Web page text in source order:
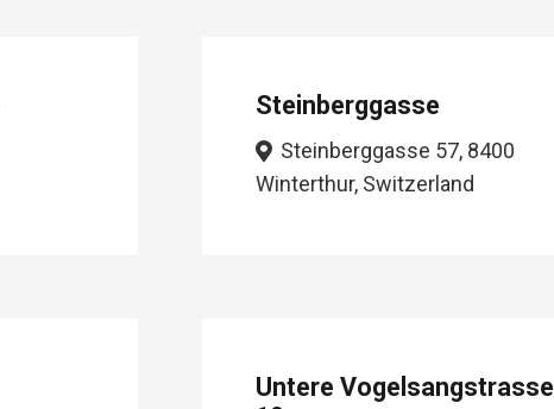
Steinberggasse
Steinberggasse 57, 8400
Winterthur, Switzerland
Untere Vogelsangstrasse